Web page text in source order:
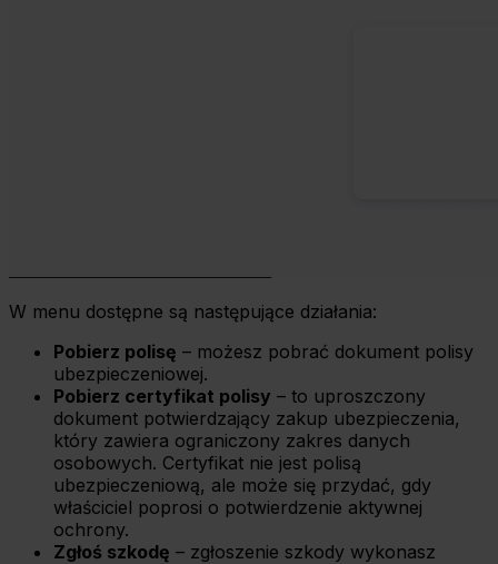
W menu dostępne są następujące działania:
Pobierz polisę – możesz pobrać dokument polisy
ubezpieczeniowej.
Pobierz certyfikat polisy – to uproszczony
dokument potwierdzający zakup ubezpieczenia,
który zawiera ograniczony zakres danych
osobowych. Certyfikat nie jest polisą
ubezpieczeniową, ale może się przydać, gdy
właściciel poprosi o potwierdzenie aktywnej
ochrony.
Zgłoś szkodę – zgłoszenie szkody wykonasz